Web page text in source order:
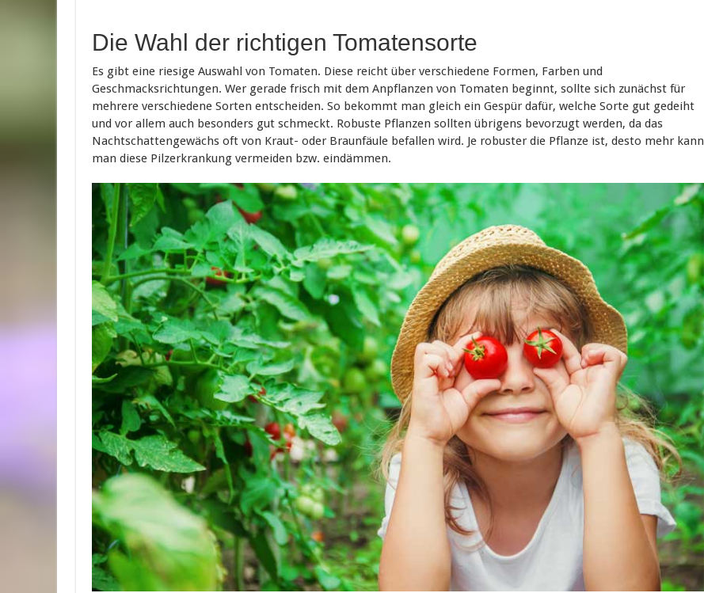
Die Wahl der richtigen Tomatensorte
Es gibt eine riesige Auswahl von Tomaten. Diese reicht über verschiedene Formen, Farben und
Geschmacksrichtungen. Wer gerade frisch mit dem Anpflanzen von Tomaten beginnt, sollte sich zunächst für
mehrere verschiedene Sorten entscheiden. So bekommt man gleich ein Gespür dafür, welche Sorte gut gedeiht
und vor allem auch besonders gut schmeckt. Robuste Pflanzen sollten übrigens bevorzugt werden, da das
Nachtschattengewächs oft von Kraut- oder Braunfäule befallen wird. Je robuster die Pflanze ist, desto mehr kann
man diese Pilzerkrankung vermeiden bzw. eindämmen.